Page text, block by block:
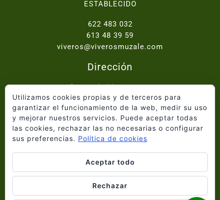
ESTABLECIDO
622 483 032
613 48 39 59
viveros@viverosmuzale.com
Dirección
Paraje de Macitavera,
Ctra. Abanilla - Fortuna km.2, 30640 Abanilla
Inicio
Quiénes somos
Catálogo
Proyectos
Blog
Información Legal
Utilizamos cookies propias y de terceros para
garantizar el funcionamiento de la web, medir su uso
y mejorar nuestros servicios. Puede aceptar todas
las cookies, rechazar las no necesarias o configurar
sus preferencias. Política de cookies
Aceptar todo
Rechazar